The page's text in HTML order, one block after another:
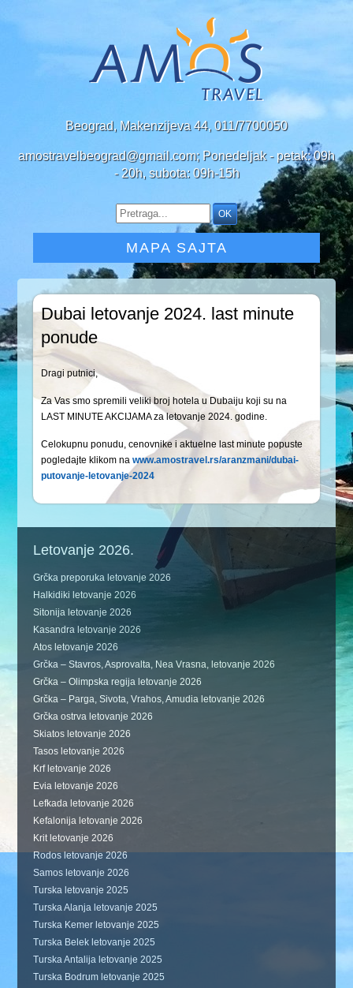
Beograd, Makenzijeva 44, 011/7700050
amostravelbeograd@gmail.com; Ponedeljak - petak: 09h
- 20h, subota: 09h-15h
MAPA SAJTA
Dubai letovanje 2024. last minute
ponude
Dragi putnici,
Za Vas smo spremili veliki broj hotela u Dubaiju koji su na
LAST MINUTE AKCIJAMA za letovanje 2024. godine.
Celokupnu ponudu, cenovnike i aktuelne last minute popuste
pogledajte klikom na www.amostravel.rs/aranzmani/dubai-
putovanje-letovanje-2024
Letovanje 2026.
Grčka preporuka letovanje 2026
Halkidiki letovanje 2026
Sitonija letovanje 2026
Kasandra letovanje 2026
Atos letovanje 2026
Grčka – Stavros, Asprovalta, Nea Vrasna, letovanje 2026
Grčka – Olimpska regija letovanje 2026
Grčka – Parga, Sivota, Vrahos, Amudia letovanje 2026
Grčka ostrva letovanje 2026
Skiatos letovanje 2026
Tasos letovanje 2026
Krf letovanje 2026
Evia letovanje 2026
Lefkada letovanje 2026
Kefalonija letovanje 2026
Krit letovanje 2026
Rodos letovanje 2026
Samos letovanje 2026
Turska letovanje 2025
Turska Alanja letovanje 2025
Turska Kemer letovanje 2025
Turska Belek letovanje 2025
Turska Antalija letovanje 2025
Turska Bodrum letovanje 2025